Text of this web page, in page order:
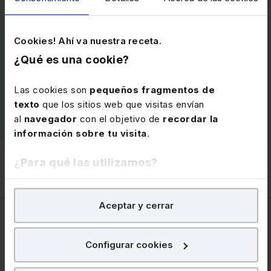
Cookies! Ahí va nuestra receta.
¿Qué es una cookie?
Las cookies son pequeños fragmentos de
texto que los sitios web que visitas envían
al navegador con el objetivo de recordar la
información sobre tu visita.
¿Para qué las utilizamos?
En Lefebvre utilizamos las cookies confines
para tratar demejorar tu experiencia
nuestra página web. También con fines publicitarios,
Aceptar y cerrar
Configurar cookies
Soluciones concretas y prácticas sobre todas las
cuestiones relacionadas con laSeguridad Social:
reclamación y tramitación, devengo de prestaciones,
su cuantía, incompatibilidades, etc.
Precio136 €
Ver memento